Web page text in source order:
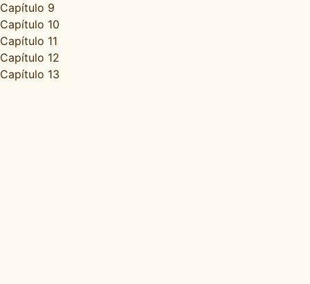
Capítulo 9
Capítulo 10
Capítulo 11
Capítulo 12
Capítulo 13